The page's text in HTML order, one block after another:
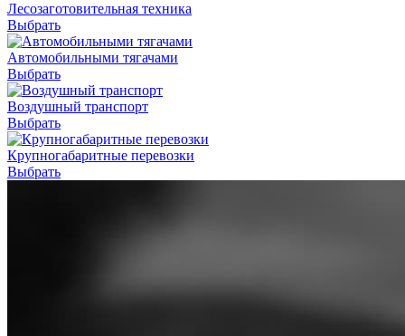
Лесозаготовительная техника
Выбрать
Автомобильными тягачами
Выбрать
Воздушный транспорт
Выбрать
Крупногабаритные перевозки
Выбрать